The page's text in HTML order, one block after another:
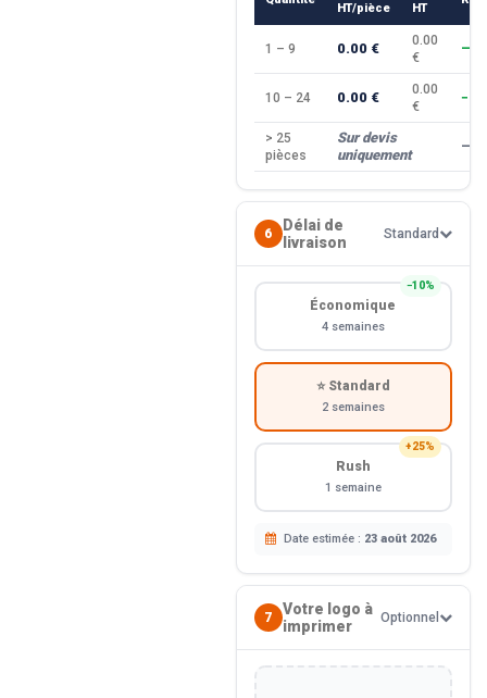
HT/pièce HT
1 – 9 0.00 €
0.00
€
—
10 – 24 0.00 €
0.00
€
> 25
pièces
Sur devis
uniquement
—
6
Délai de
livraison
Standard
−10%
Économique
4 semaines
⭐ Standard
2 semaines
+25%
Rush
1 semaine
Date estimée : 23 août 2026
7
Votre logo à
imprimer
Optionnel